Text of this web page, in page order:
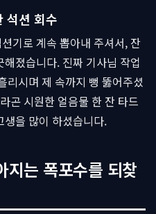
석션 회수
기로 계속 뽑아내 주셔서, 잔
졌습니다. 진짜 기사님 작업
리시며 제 속까지 뻥 뚫어주셨
곤 시원한 얼음물 한 잔 타드
을 많이 하셨습니다.
지는 폭포수를 되찾